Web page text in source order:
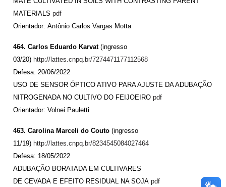
MATERIALS pdf
Orientador: Antônio Carlos Vargas Motta
464. Carlos Eduardo Karvat(ingresso
03/20) http://lattes.cnpq.br/7274471177112568
Defesa: 20/06/2022
USO DE SENSOR ÓPTICO ATIVO PARA AJUSTE DA ADUBAÇÃO
NITROGENADA NO CULTIVO DO FEIJOEIRO pdf
Orientador: Volnei Pauletti
463. Carolina Marceli do Couto (ingresso
11/19) http://lattes.cnpq.br/8234545084027464
Defesa: 18/05/2022
ADUBAÇÃO BORATADA EM CULTIVARES
DE CEVADA E EFEITO RESIDUAL NA SOJA pdf